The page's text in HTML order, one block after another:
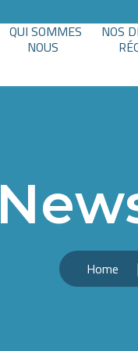
QUI SOMMES
NOUS
NOS
Home